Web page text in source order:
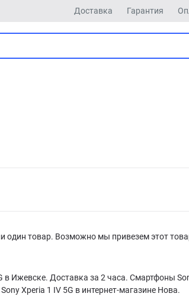
Доставка Гарантия
один товар. Возможно мы привезем этот
в Ижевске. Доставка за 2 часа. Смартфоны
Xperia 1 IV 5G в интернет-магазине Нова.